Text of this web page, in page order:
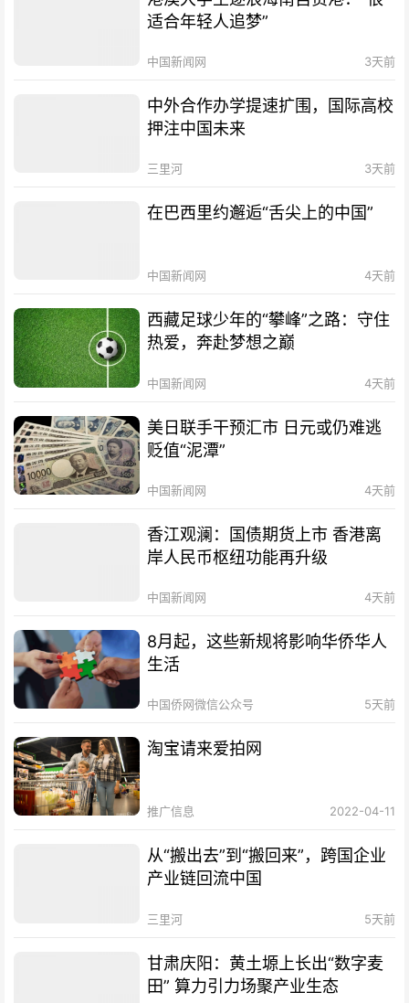
适合年轻人追梦”
中国新闻网 3天前
中外合作办学提速扩围，国际高校
押注中国未来
三里河 3天前
在巴西里约邂逅“舌尖上的中国”
中国新闻网 4天前
西藏足球少年的“攀峰”之路：守住
热爱，奔赴梦想之巅
中国新闻网 4天前
美日联手干预汇市 日元或仍难逃
贬值“泥潭”
中国新闻网 4天前
香江观澜：国债期货上市 香港离
岸人民币枢纽功能再升级
中国新闻网 4天前
8月起，这些新规将影响华侨华人
生活
中国侨网微信公众号 5天前
淘宝请来爱拍网
推广信息 2022-04-11
从“搬出去”到“搬回来”，跨国企业
产业链回流中国
三里河 5天前
甘肃庆阳：黄土塬上长出“数字麦
田” 算力引力场聚产业生态